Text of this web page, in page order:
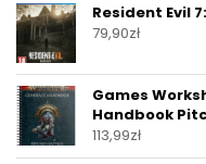
Resident Evil
79,90zł
Games
Handbook
113,99zł